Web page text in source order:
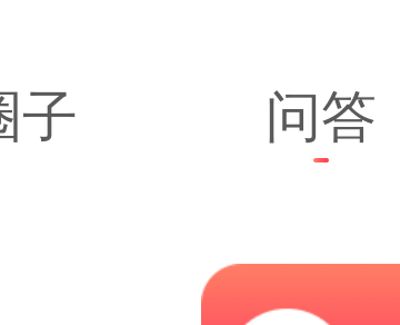
子 问答